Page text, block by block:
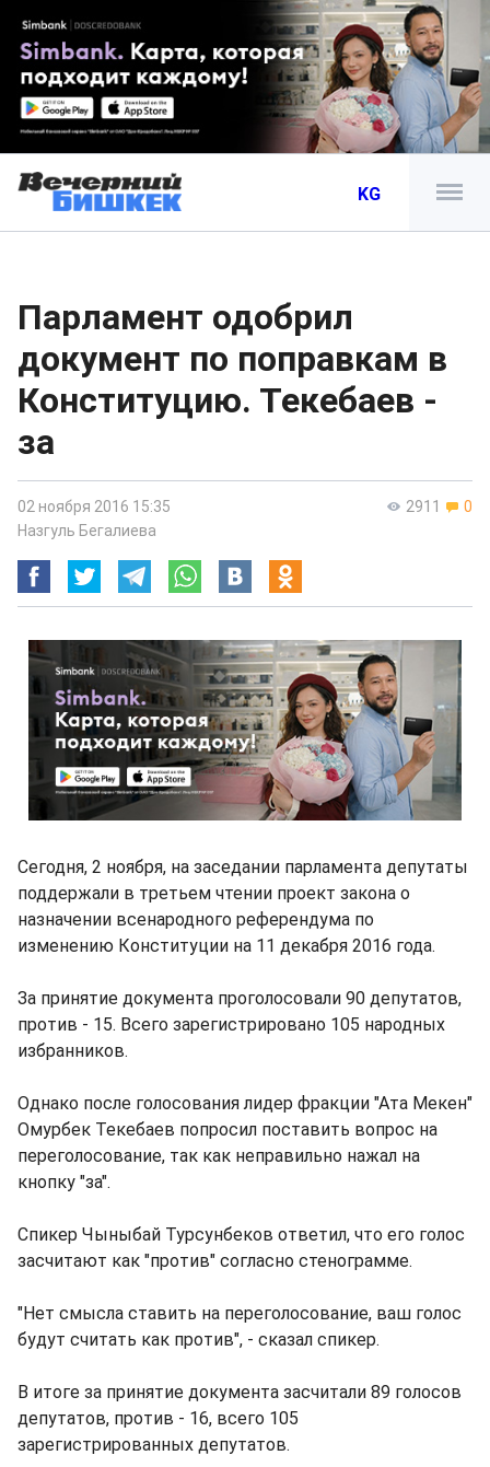
KG
Парламент одобрил
документ по поправкам в
Конституцию. Текебаев -
за
2911 0
02 ноября 2016 15:35
Назгуль Бегалиева
Сегодня, 2 ноября, на заседании парламента депутаты
поддержали в третьем чтении проект закона о
назначении всенародного референдума по
изменению Конституции на 11 декабря 2016 года.
За принятие документа проголосовали 90 депутатов,
против - 15. Всего зарегистрировано 105 народных
избранников.
Однако после голосования лидер фракции "Ата Мекен"
Омурбек Текебаев попросил поставить вопрос на
переголосование, так как неправильно нажал на
кнопку "за".
Спикер Чыныбай Турсунбеков ответил, что его голос
засчитают как "против" согласно стенограмме.
"Нет смысла ставить на переголосование, ваш голос
будут считать как против", - сказал спикер.
В итоге за принятие документа засчитали 89 голосов
депутатов, против - 16, всего 105
зарегистрированных депутатов.